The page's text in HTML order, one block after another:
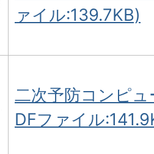
ァイル:139.7KB)
二次予防コンピ
DFファイル